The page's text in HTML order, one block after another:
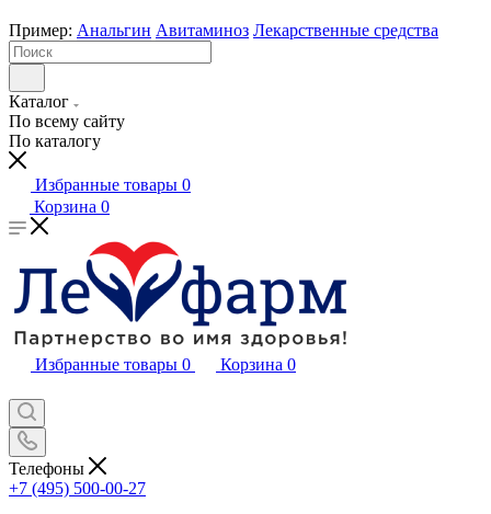
Пример: Анальгин Авитаминоз Лекарственные средства
Каталог
По всему сайту
По каталогу
Избранные товары 0
Корзина 0
Избранные товары 0 Корзина 0
Телефоны
+7 (495) 500-00-27